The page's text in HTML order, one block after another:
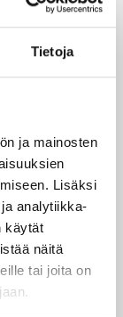
Tietoja
ja mainosten
Lisäksi
analytiikka-
käytät
näitä
tai joita on
ajoin
tähän
kanssa